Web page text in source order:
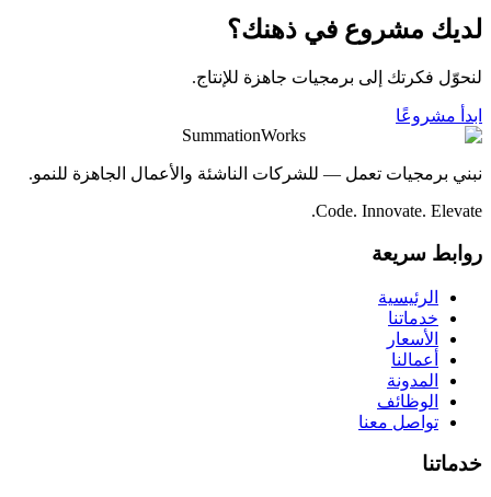
لديك مشروع في ذهنك؟
لنحوّل فكرتك إلى برمجيات جاهزة للإنتاج.
ابدأ مشروعًا
SummationWorks
نبني برمجيات تعمل — للشركات الناشئة والأعمال الجاهزة للنمو.
Code. Innovate. Elevate.
روابط سريعة
الرئيسية
خدماتنا
الأسعار
أعمالنا
المدونة
الوظائف
تواصل معنا
خدماتنا